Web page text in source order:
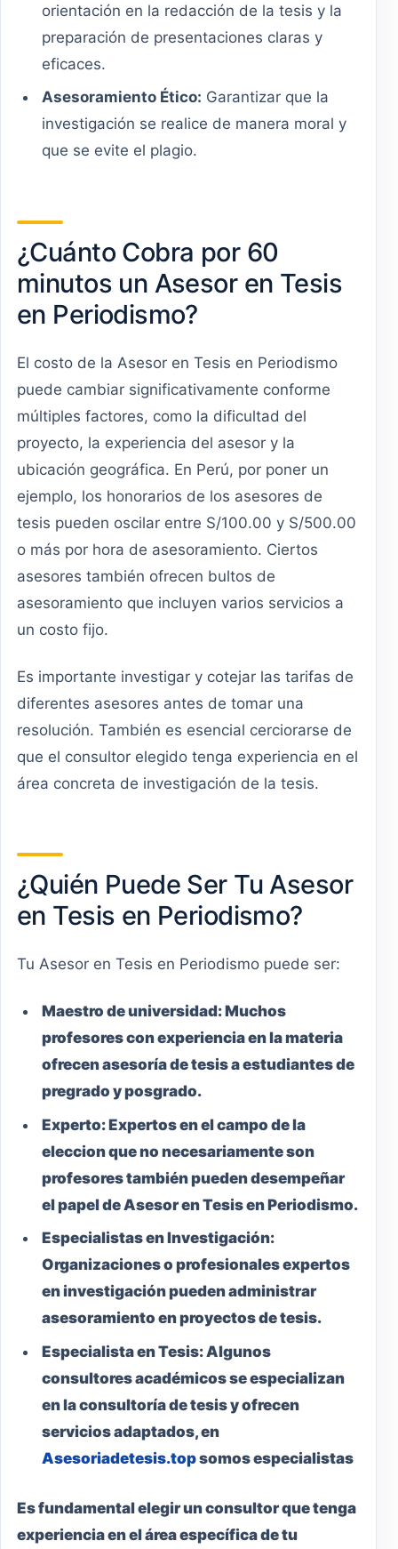
orientación en la redacción de la tesis y la
preparación de presentaciones claras y
eficaces.
Asesoramiento Ético: Garantizar que la
investigación se realice de manera moral y
que se evite el plagio.
¿Cuánto Cobra por 60
minutos un Asesor en Tesis
en Periodismo?
El costo de la Asesor en Tesis en Periodismo
puede cambiar significativamente conforme
múltiples factores, como la dificultad del
proyecto, la experiencia del asesor y la
ubicación geográfica. En Perú, por poner un
ejemplo, los honorarios de los asesores de
tesis pueden oscilar entre S/100.00 y S/500.00
o más por hora de asesoramiento. Ciertos
asesores también ofrecen bultos de
asesoramiento que incluyen varios servicios a
un costo fijo.
Es importante investigar y cotejar las tarifas de
diferentes asesores antes de tomar una
resolución. También es esencial cerciorarse de
que el consultor elegido tenga experiencia en el
área concreta de investigación de la tesis.
¿Quién Puede Ser Tu Asesor
en Tesis en Periodismo?
Tu Asesor en Tesis en Periodismo puede ser:
Maestrode universidad:Muchos
profesores con experiencia en la materia
ofrecen asesoría de tesis a estudiantes de
pregrado y posgrado.
Experto:Expertos en el campo de la
eleccion que no necesariamente son
profesores también pueden desempeñar
el papel de Asesor en Tesis en Periodismo.
Especialistas en Investigación:
Organizaciones o profesionales expertos
en investigación pueden administrar
asesoramiento en proyectos de tesis.
Especialista en Tesis:Algunos
consultores académicos se especializan
en la consultoría de tesis y ofrecen
servicios adaptados, en
Asesoriadetesis.topsomos especialistas
Es fundamental elegir un consultor que tenga
experiencia en el área específica de tu